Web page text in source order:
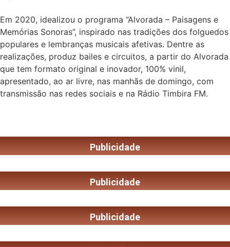
Em 2020, idealizou o programa “Alvorada – Paisagens e
Memórias Sonoras”, inspirado nas tradições dos folguedos
populares e lembranças musicais afetivas. Dentre as
realizações, produz bailes e circuitos, a partir do Alvorada
que tem formato original e inovador, 100% vinil,
apresentado, ao ar livre, nas manhãs de domingo, com
transmissão nas redes sociais e na Rádio Timbira FM.
Publicidade
Publicidade
Publicidade